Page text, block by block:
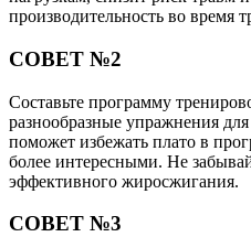
производительность во время
СОВЕТ №2
Составьте программу
разнообразные упражнения
поможет избежать плато в
более интересными. Не
эффективного жиросжигания.
СОВЕТ №3